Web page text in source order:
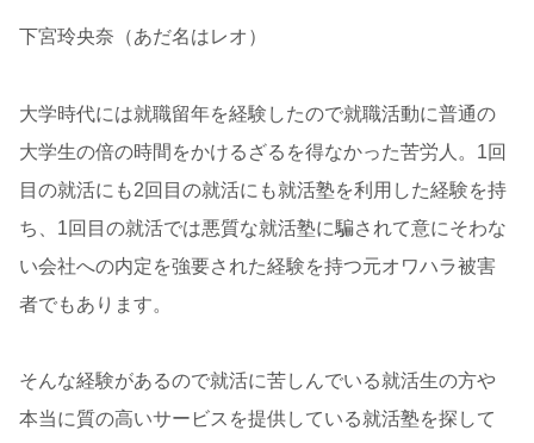
下宮玲央奈（あだ名はレオ）
大学時代には就職留年を経験したので就職活動に普通の
大学生の倍の時間をかけるざるを得なかった苦労人。1回
目の就活にも2回目の就活にも就活塾を利用した経験を持
ち、1回目の就活では悪質な就活塾に騙されて意にそわな
い会社への内定を強要された経験を持つ元オワハラ被害
者でもあります。
そんな経験があるので就活に苦しんでいる就活生の方や
本当に質の高いサービスを提供している就活塾を探して